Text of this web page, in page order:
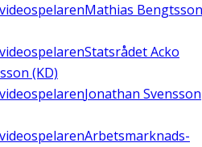
Mathias Bengtsson
Statsrådet Acko
(KD)
Jonathan Svensson
Arbetsmarknads-